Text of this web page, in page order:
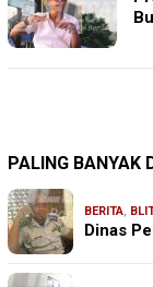
PALING BANYAK
BERITA,
Dinas